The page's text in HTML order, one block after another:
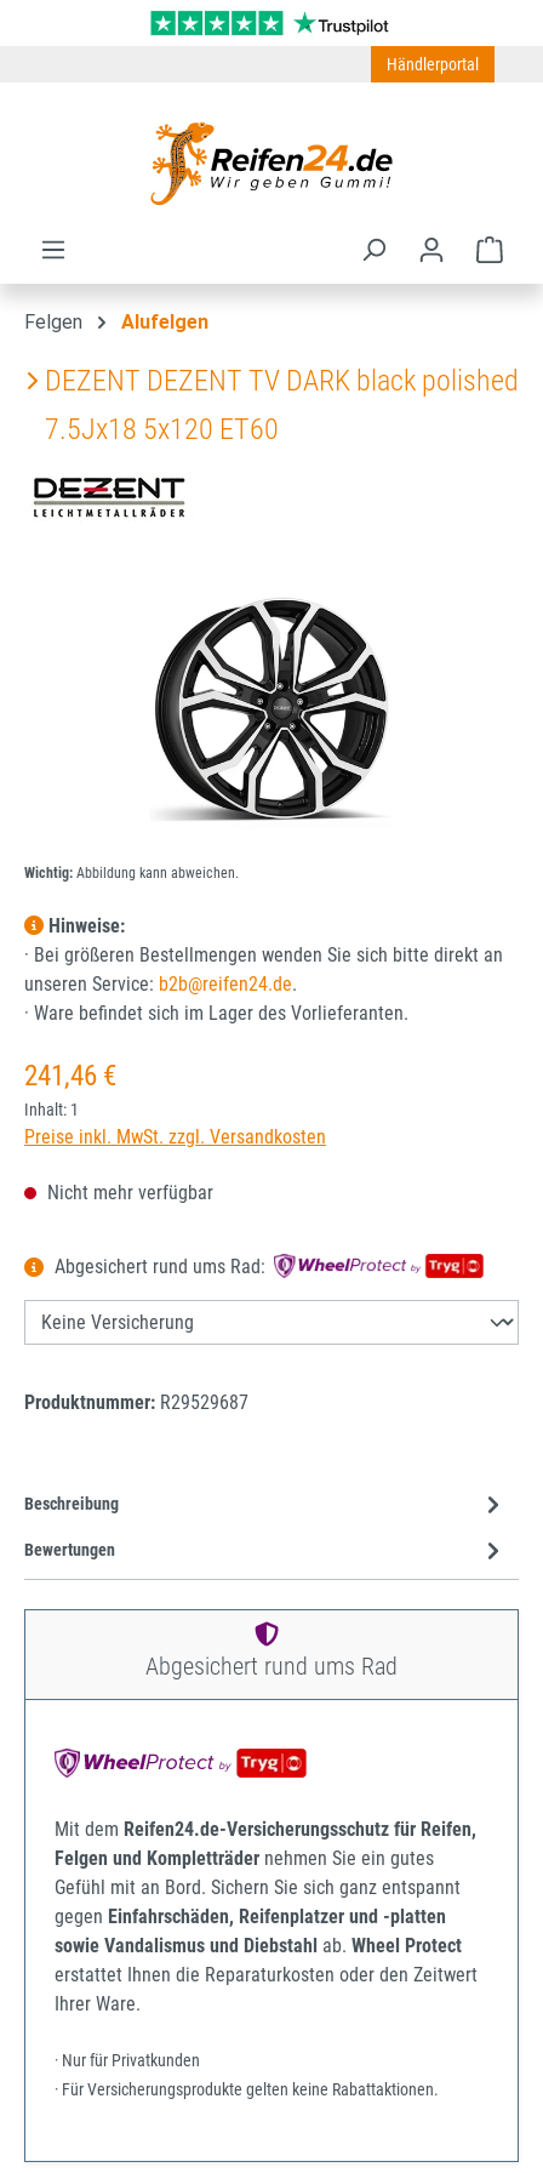
Zum Hauptinhalt springen
Händlerportal
Felgen Alufelgen
DEZENT DEZENT TV DARK black polished
7.5Jx18 5x120 ET60
Wichtig: Abbildung kann abweichen.
Hinweise:
· Bei größeren Bestellmengen wenden Sie sich bitte direkt an
unseren Service: b2b@reifen24.de.
· Ware befindet sich im Lager des Vorlieferanten.
Regulärer Preis:
241,46 €
Inhalt: 1
Preise inkl. MwSt. zzgl. Versandkosten
Nicht mehr verfügbar
Abgesichert rund ums Rad:
Produktnummer: R29529687
Beschreibung
Bewertungen
Abgesichert rund ums Rad
Mit dem Reifen24.de-Versicherungsschutz für Reifen,
Felgen und Kompletträder nehmen Sie ein gutes
Gefühl mit an Bord. Sichern Sie sich ganz entspannt
gegen Einfahrschäden, Reifenplatzer und -platten
sowie Vandalismus und Diebstahl ab. Wheel Protect
erstattet Ihnen die Reparaturkosten oder den Zeitwert
Ihrer Ware.
· Nur für Privatkunden
· Für Versicherungsprodukte gelten keine Rabattaktionen.